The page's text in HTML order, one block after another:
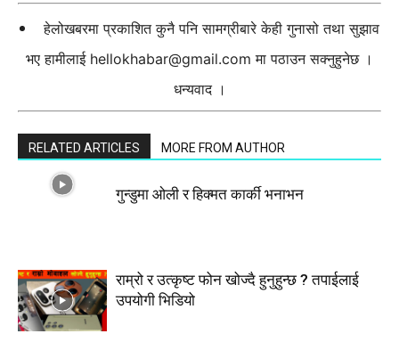
हेलोखबरमा प्रकाशित कुनै पनि सामग्रीबारे केही गुनासो तथा सुझाव
भए हामीलाई hellokhabar@gmail.com मा पठाउन सक्नुहुनेछ ।
धन्यवाद ।
RELATED ARTICLES MORE FROM AUTHOR
गुन्डुमा ओली र हिक्मत कार्की भनाभन
राम्रो र उत्कृष्ट फोन खोज्दै हुनुहुन्छ ? तपाईलाई
उपयोगी भिडियो